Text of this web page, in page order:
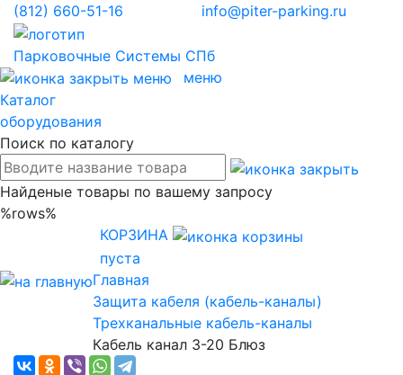
(812) 660-51-16 info@piter-parking.ru
Парковочные Системы СПб
меню
Каталог
оборудования
Поиск по каталогу
Найденые товары по вашему запросу
%rows%
КОРЗИНА
пуста
Главная
Защита кабеля (кабель-каналы)
Трехканальные кабель-каналы
Кабель канал 3-20 Блюз